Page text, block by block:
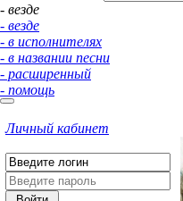
- везде
- везде
- в исполнителях
- в названии песни
- расширенный
- помощь
Личный кабинет